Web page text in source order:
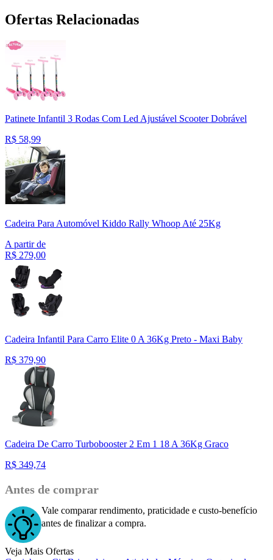
Ofertas Relacionadas
Patinete Infantil 3 Rodas Com Led Ajustável Scooter Dobrável
R$ 58,99
Cadeira Para Automóvel Kiddo Rally Whoop Até 25Kg
A partir de
R$ 279,00
Cadeira Infantil Para Carro Elite 0 A 36Kg Preto - Maxi Baby
R$ 379,90
Cadeira De Carro Turbobooster 2 Em 1 18 A 36Kg Graco
R$ 349,74
Antes de comprar
Vale comparar rendimento, praticidade e custo-benefício
antes de finalizar a compra.
Veja Mais Ofertas